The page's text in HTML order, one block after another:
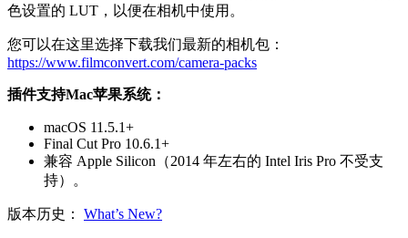
色设置的 LUT，以便在相机中使用。
您可以在这里选择下载我们最新的相机包：
https://www.filmconvert.com/camera-packs
插件支持Mac苹果系统：
macOS 11.5.1+
Final Cut Pro 10.6.1+
兼容 Apple Silicon（2014 年左右的 Intel Iris Pro 不受支
持）。
版本历史： What’s New?